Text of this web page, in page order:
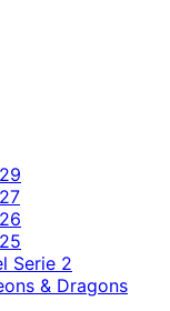
Serie 2
& Dragons